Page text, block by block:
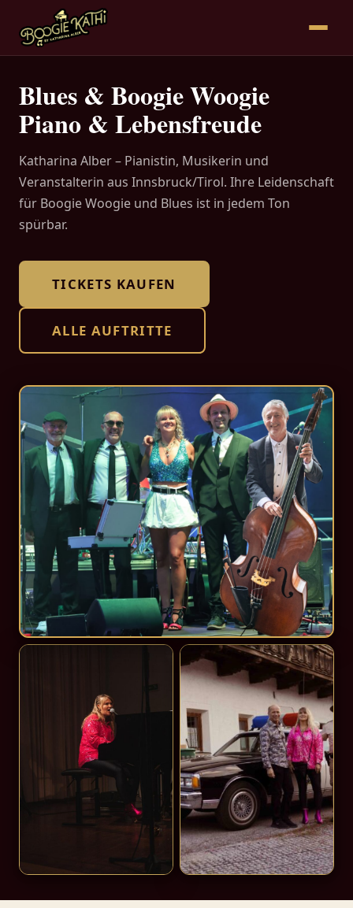
Blues & Boogie Woogie
Piano & Lebensfreude
Katharina Alber – Pianistin, Musikerin und
Veranstalterin aus Innsbruck/Tirol. Ihre Leidenschaft
für Boogie Woogie und Blues ist in jedem Ton
spürbar.
TICKETS KAUFEN
ALLE AUFTRITTE